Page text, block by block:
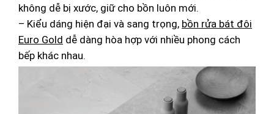
không dễ bị xước, giữ cho bồn luôn mới.
– Kiểu dáng hiện đại và sang trọng, bồn rửa bát đôi
Euro Gold dễ dàng hòa hợp với nhiều phong cách
bếp khác nhau.